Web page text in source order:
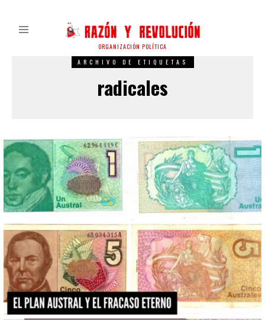
ORGANIZACIÓN POLÍTICA
ARCHIVO DE ETIQUETAS
radicales